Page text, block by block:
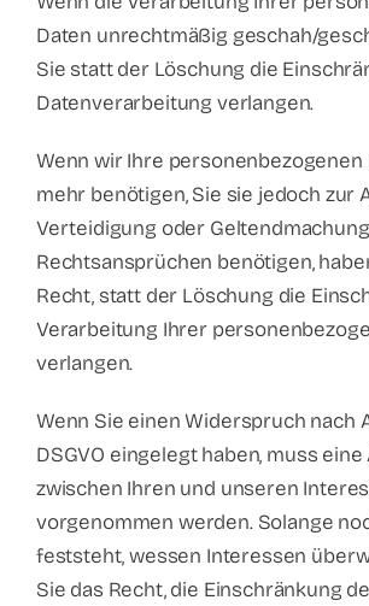
Daten unrechtmäßig geschah/
Sie statt der Löschung die
Datenverarbeitung verlangen.
Wenn wir Ihre personenbezogenen
mehr benötigen, Sie sie jedoch zur
Verteidigung oder
Rechtsansprüchen benötigen,
Recht, statt der Löschung die
Verarbeitung Ihrer
verlangen.
Wenn Sie einen Widerspruch nach
DSGVO eingelegt haben, muss
zwischen Ihren und unseren
vorgenommen werden. Solange
feststeht, wessen Interessen
Sie das Recht, die Einschränkung